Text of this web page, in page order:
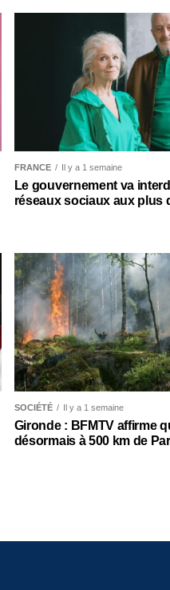
FRANCE Il y a 1 semaine
Le gouvernement va
réseaux sociaux aux plus
SOCIÉTÉ Il y a 1 semaine
Gironde : BFMTV affirme
désormais à 500 km de